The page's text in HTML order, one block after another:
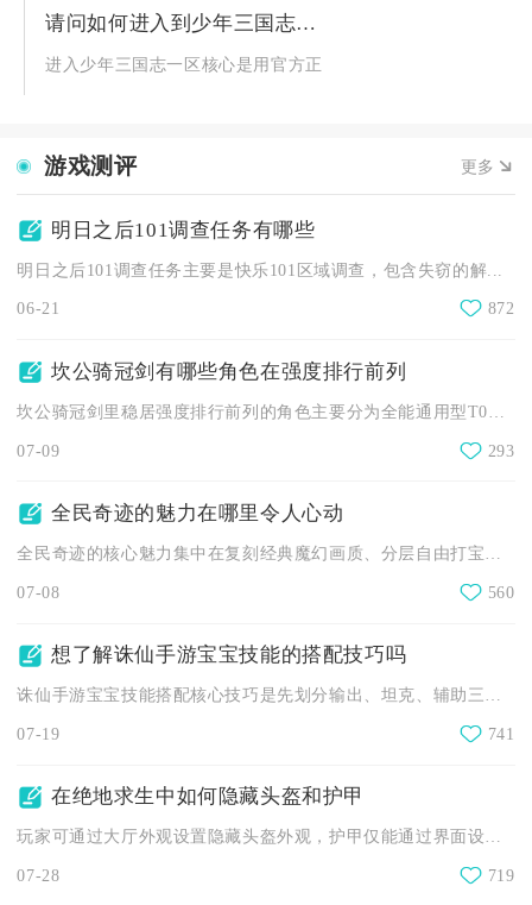
请问如何进入到少年三国志的一区
进入少年三国志一区核心是用官方正版客户端、在登录页手动
游戏测评 更多
明日之后101调查任务有哪些
明日之后101调查任务主要是快乐101区域调查，包含失窃的解...
06-21 872
坎公骑冠剑有哪些角色在强度排行前列
坎公骑冠剑里稳居强度排行前列的角色主要分为全能通用型T0梯队...
07-09 293
全民奇迹的魅力在哪里令人心动
全民奇迹的核心魅力集中在复刻经典魔幻画质、分层自由打宝交易体...
07-08 560
想了解诛仙手游宝宝技能的搭配技巧吗
诛仙手游宝宝技能搭配核心技巧是先划分输出、坦克、辅助三类宠物...
07-19 741
在绝地求生中如何隐藏头盔和护甲
玩家可通过大厅外观设置隐藏头盔外观，护甲仅能通过界面设置关闭...
07-28 719